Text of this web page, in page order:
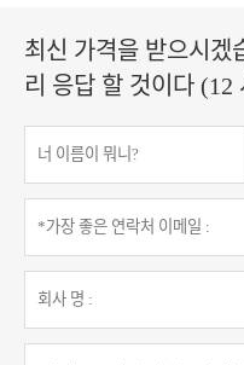
최신 가격을 받으시겠
리 응답 할 것이다 (12